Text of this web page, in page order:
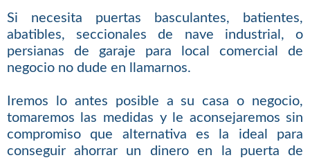
Si necesita puertas basculantes, batientes,
abatibles, seccionales de nave industrial, o
persianas de garaje para local comercial de
negocio no dude en llamarnos.
Iremos lo antes posible a su casa o negocio,
tomaremos las medidas y le aconsejaremos sin
compromiso que alternativa es la ideal para
conseguir ahorrar un dinero en la puerta de